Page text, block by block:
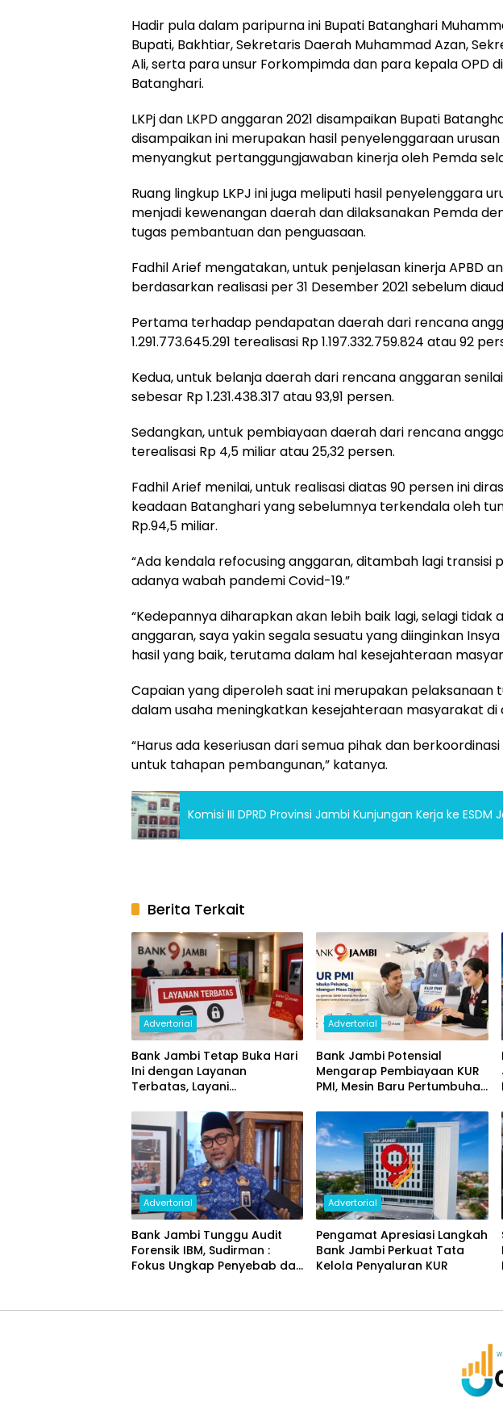
Hadir pula dalam paripurna ini Bupati Batanghari
Bupati, Bakhtiar, Sekretaris Daerah Muhammad Azan,
Ali, serta para unsur Forkompimda dan para kepala OPD
Batanghari.
LKPj dan LKPD anggaran 2021 disampaikan Bupati
disampaikan ini merupakan hasil penyelenggaraan
menyangkut pertanggungjawaban kinerja oleh Pemda
Ruang lingkup LKPJ ini juga meliputi hasil penyelenggara
menjadi kewenangan daerah dan dilaksanakan Pemda
tugas pembantuan dan penguasaan.
Fadhil Arief mengatakan, untuk penjelasan kinerja APBD
berdasarkan realisasi per 31 Desember 2021 sebelum
Pertama terhadap pendapatan daerah dari rencana
1.291.773.645.291 terealisasi Rp 1.197.332.759.824 atau 92
Kedua, untuk belanja daerah dari rencana anggaran senilai
sebesar Rp 1.231.438.317 atau 93,91 persen.
Sedangkan, untuk pembiayaan daerah dari rencana
terealisasi Rp 4,5 miliar atau 25,32 persen.
Fadhil Arief menilai, untuk realisasi diatas 90 persen ini
keadaan Batanghari yang sebelumnya terkendala oleh
Rp.94,5 miliar.
“Ada kendala refocusing anggaran, ditambah lagi transisi
adanya wabah pandemi Covid-19.”
“Kedepannya diharapkan akan lebih baik lagi, selagi
anggaran, saya yakin segala sesuatu yang diinginkan
hasil yang baik, terutama dalam hal kesejahteraan
Capaian yang diperoleh saat ini merupakan pelaksanaan
dalam usaha meningkatkan kesejahteraan masyarakat di
“Harus ada keseriusan dari semua pihak dan
untuk tahapan pembangunan,” katanya.
Komisi III DPRD Provinsi Jambi Kunjungan Kerja ke ESDM
Berita Terkait
Advertorial
Bank Jambi Tetap Buka Hari
Ini dengan Layanan
Terbatas, Layani
Perubahan PIN
Advertorial
Bank Jambi Potensial
Mengarap Pembiayaan KUR
PMI, Mesin Baru Pertumbuhan
Advertorial
Bank Jambi Tunggu Audit
Forensik IBM, Sudirman :
Fokus Ungkap Penyebab dan
Advertorial
Pengamat Apresiasi Langkah
Bank Jambi Perkuat Tata
Kelola Penyaluran KUR